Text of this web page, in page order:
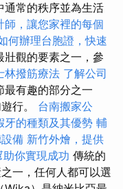
通常的秩序並為生活
師，讓您家裡的每個
何辦理台胞證，快速
壯觀的要素之一，參
林撥筋療法 了解公司
最有趣的部分之一
行。 台南搬家公
牙的種類及其優勢 輔
備 新竹外燴，提供
你實現成功 傳統的
一，任何人都可以選